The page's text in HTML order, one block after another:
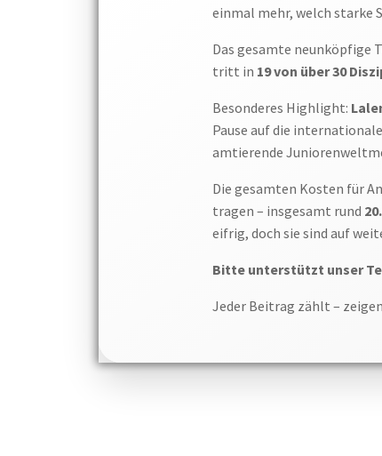
einmal mehr, welch starke
Das gesamte neunköpfige
tritt in 19 von über 30
Besonderes Highlight:
Pause auf die
amtierende
Die gesamten Kosten für
tragen – insgesamt rund
eifrig, doch sie sind auf
Bitte unterstützt unser
Jeder Beitrag zählt –